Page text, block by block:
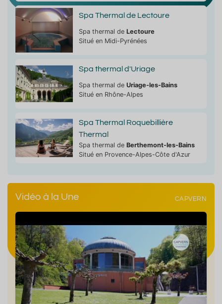
Spa Thermal de Lectoure
Spa thermal de Lectoure
Situé en Midi-Pyrénées
Spa thermal d'Uriage
Spa thermal de Uriage-les-Bains
Situé en Rhône-Alpes
Spa Thermal Roquebillière
Thermal
Spa thermal de Berthemont-les-Bains
Situé en Provence-Alpes-Côte d'Azur
Vidéo à la Une CAPVERN